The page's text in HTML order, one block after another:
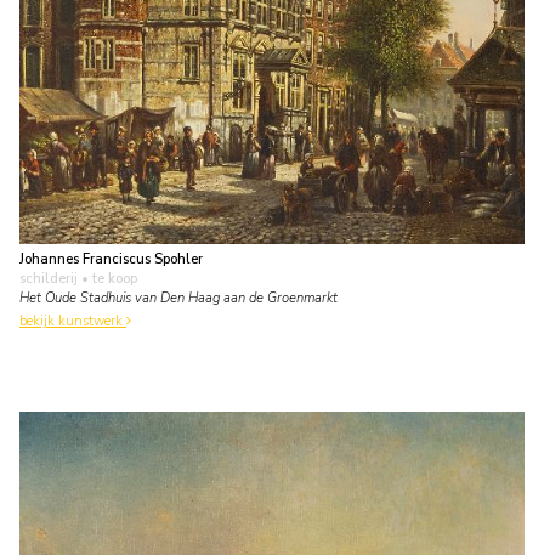
Johannes Franciscus Spohler
schilderij • te koop
Het Oude Stadhuis van Den Haag aan de Groenmarkt
bekijk kunstwerk